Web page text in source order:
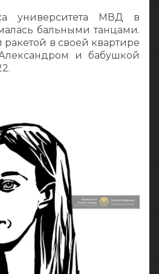
университета МВД в
бальными танцами.
в своей квартире
и бабушкой